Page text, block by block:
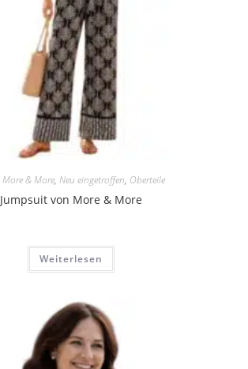
More & More, Neu eingetroffen, Oberteile
Jumpsuit von More & More
Weiterlesen